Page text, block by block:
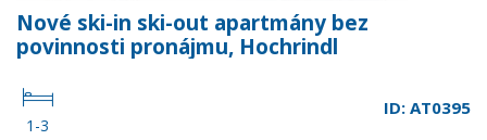
Nové ski-in ski-out apartmány bez
povinnosti pronájmu, Hochrindl
1-3
ID: AT0395